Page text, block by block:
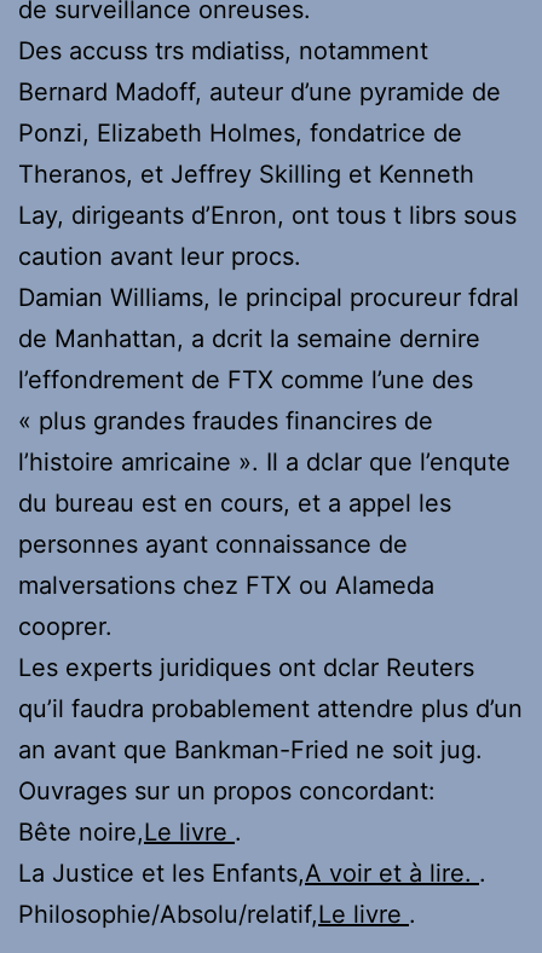
de surveillance onreuses.
Des accuss trs mdiatiss, notamment
Bernard Madoff, auteur d’une pyramide de
Ponzi, Elizabeth Holmes, fondatrice de
Theranos, et Jeffrey Skilling et Kenneth
Lay, dirigeants d’Enron, ont tous t librs sous
caution avant leur procs.
Damian Williams, le principal procureur fdral
de Manhattan, a dcrit la semaine dernire
l’effondrement de FTX comme l’une des
« plus grandes fraudes financires de
l’histoire amricaine ». Il a dclar que l’enqute
du bureau est en cours, et a appel les
personnes ayant connaissance de
malversations chez FTX ou Alameda
cooprer.
Les experts juridiques ont dclar Reuters
qu’il faudra probablement attendre plus d’un
an avant que Bankman-Fried ne soit jug.
Ouvrages sur un propos concordant:
Bête noire,Le livre .
La Justice et les Enfants,A voir et à lire. .
Philosophie/Absolu/relatif,Le livre .